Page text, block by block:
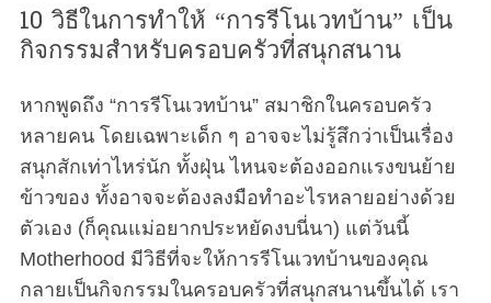
10 วิธีในการทำให้ “การรีโนเวทบ้าน” เป็น
กิจกรรมสำหรับครอบครัวที่สนุกสนาน
หากพูดถึง “การรีโนเวทบ้าน” สมาชิกในครอบครัว
หลายคน โดยเฉพาะเด็ก ๆ อาจจะไม่รู้สึกว่าเป็นเรื่อง
สนุกสักเท่าไหร่นัก ทั้งฝุ่น ไหนจะต้องออกแรงขนย้าย
ข้าวของ ทั้งอาจจะต้องลงมือทำอะไรหลายอย่างด้วย
ตัวเอง (ก็คุณแม่อยากประหยัดงบนี่นา) แต่วันนี้
Motherhood มีวิธีที่จะให้การรีโนเวทบ้านของคุณ
กลายเป็นกิจกรรมในครอบครัวที่สนุกสนานขึ้นได้ เรา